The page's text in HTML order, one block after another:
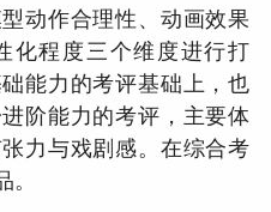
动作合理性、动画效果
化程度三个维度进行打
能力的考评基础上，也
阶能力的考评，主要体
力与戏剧感。在综合考